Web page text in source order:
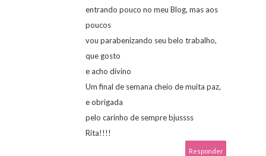
entrando pouco no meu Blog, mas aos
poucos
vou parabenizando seu belo trabalho,
que gosto
e acho divino
Um final de semana cheio de muita paz,
e obrigada
pelo carinho de sempre bjussss
Rita!!!!
Responder